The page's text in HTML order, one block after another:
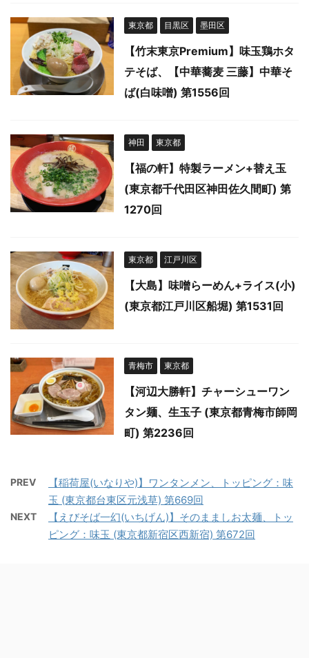
東京都 目黒区 墨田区
【竹末東京Premium】味玉鶏ホタ
テそば、【中華蕎麦 三藤】中華そ
ば(白味噌) 第1556回
神田 東京都
【福の軒】特製ラーメン+替え玉
(東京都千代田区神田佐久間町) 第
1270回
東京都 江戸川区
【大島】味噌らーめん+ライス(小)
(東京都江戸川区船堀) 第1531回
青梅市 東京都
【河辺大勝軒】チャーシューワン
タン麺、生玉子 (東京都青梅市師岡
町) 第2236回
PREV
【稲荷屋(いなりや)】ワンタンメン、トッピング：味
玉 (東京都台東区元浅草) 第669回
NEXT
【えびそば一幻(いちげん)】そのまましお太麺、トッ
ピング：味玉 (東京都新宿区西新宿) 第672回